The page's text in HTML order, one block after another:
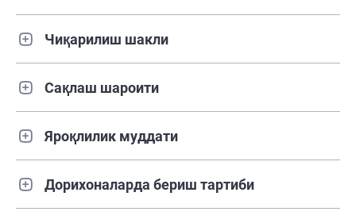
Чиқарилиш шакли
Сақлаш шароити
Яроқлилик муддати
Дорихоналарда бериш тартиби